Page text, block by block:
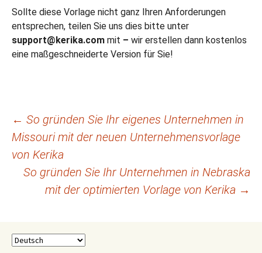
Sollte diese Vorlage nicht ganz Ihren Anforderungen
entsprechen, teilen Sie uns dies bitte unter
support@kerika.com mit – wir erstellen dann kostenlos
eine maßgeschneiderte Version für Sie!
Beitragsnavigation
← So gründen Sie Ihr eigenes Unternehmen in
Missouri mit der neuen Unternehmensvorlage
von Kerika
So gründen Sie Ihr Unternehmen in Nebraska
mit der optimierten Vorlage von Kerika →